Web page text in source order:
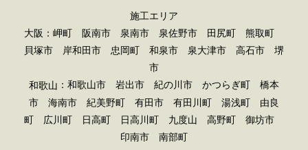
施工エリア
大阪：岬町 阪南市 泉南市 泉佐野市 田尻町 熊取町
貝塚市 岸和田市 忠岡町 和泉市 泉大津市 高石市 堺
市
和歌山 ：和歌山市 岩出市 紀の川市 かつらぎ町 橋本
市 海南市 紀美野町 有田市 有田川町 湯浅町 由良
町 広川町 日高町 日高川町 九度山 高野町 御坊市
印南市 南部町